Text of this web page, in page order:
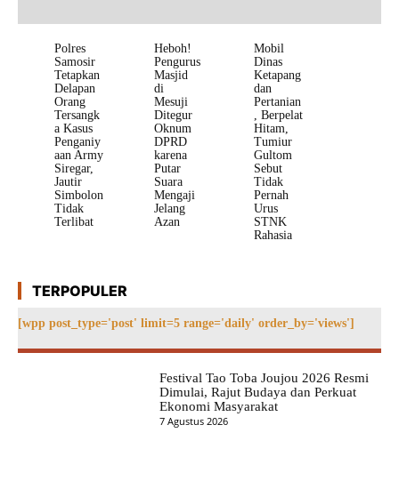
Polres
Samosir
Tetapkan
Delapan
Orang
Tersangk
a Kasus
Penganiy
aan Army
Siregar,
Jautir
Simbolon
Tidak
Terlibat
Heboh!
Pengurus
Masjid
di
Mesuji
Ditegur
Oknum
DPRD
karena
Putar
Suara
Mengaji
Jelang
Azan
Mobil
Dinas
Ketapang
dan
Pertanian
, Berpelat
Hitam,
Tumiur
Gultom
Sebut
Tidak
Pernah
Urus
STNK
Rahasia
TERPOPULER
[wpp post_type='post' limit=5 range='daily' order_by='views']
Festival Tao Toba Joujou 2026 Resmi
Dimulai, Rajut Budaya dan Perkuat
Ekonomi Masyarakat
7 Agustus 2026